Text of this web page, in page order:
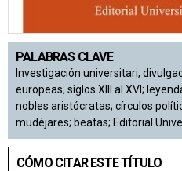
PALABRAS CLAVE
Investigación universitari;
europeas; siglos XIII al XVI;
nobles aristócratas; círculos
mudéjares; beatas; Editorial
CÓMO CITAR ESTE TÍTULO